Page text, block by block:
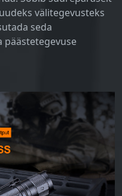
välitegevusteks
seda
päästetegevuse